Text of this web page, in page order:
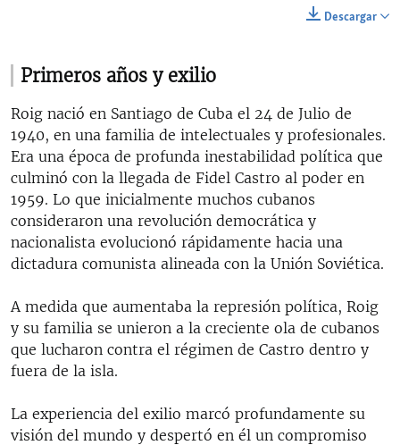
Auto 144p
480p 720p
144p
720p
Descargar
Primeros años y exilio
Roig nació en Santiago de Cuba el 24 de Julio de
1940, en una familia de intelectuales y profesionales.
Era una época de profunda inestabilidad política que
culminó con la llegada de Fidel Castro al poder en
1959. Lo que inicialmente muchos cubanos
consideraron una revolución democrática y
nacionalista evolucionó rápidamente hacia una
dictadura comunista alineada con la Unión Soviética.
A medida que aumentaba la represión política, Roig
y su familia se unieron a la creciente ola de cubanos
que lucharon contra el régimen de Castro dentro y
fuera de la isla.
La experiencia del exilio marcó profundamente su
visión del mundo y despertó en él un compromiso